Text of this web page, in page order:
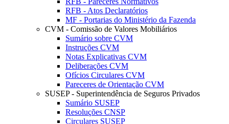
RFB - Atos Declaratórios
MF - Portarias do Ministério da Fazenda
CVM - Comissão de Valores Mobiliários
Sumário sobre CVM
Instruções CVM
Notas Explicativas CVM
Deliberações CVM
Ofícios Circulares CVM
Pareceres de Orientação CVM
SUSEP - Superintendência de Seguros Privados
Sumário SUSEP
Resoluções CNSP
Circulares SUSEP